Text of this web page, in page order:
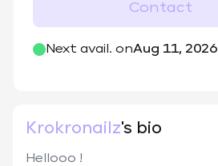
Contact
Next avail. onAug 11, 2026
@krokronailz
Krokronailz's bio
Hellooo !